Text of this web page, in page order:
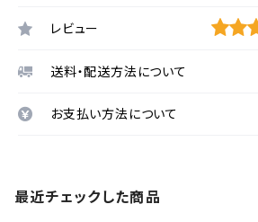
レビュー
送料・配送方法について
お支払い方法について
最近チェックした商品